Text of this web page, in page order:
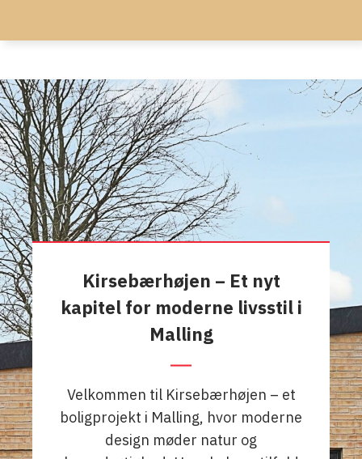
Kirsebærhøjen – Et nyt
kapitel for moderne livsstil i
Malling
Velkommen til Kirsebærhøjen – et
boligprojekt i Malling, hvor moderne
design møder natur og